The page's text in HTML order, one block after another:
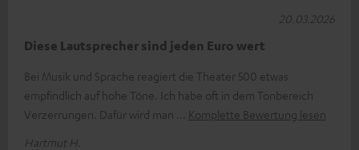
Diese Lautsprecher sind jeden Euro wert
Bei Musik und Sprache reagiert die Theater 500 etwas
empfindlich auf hohe Töne. Ich habe oft in dem Tonbereich
Verzerrungen. Dafür wird man
Komplette Bewertung lesen
Hartmut H.
20.03.2026